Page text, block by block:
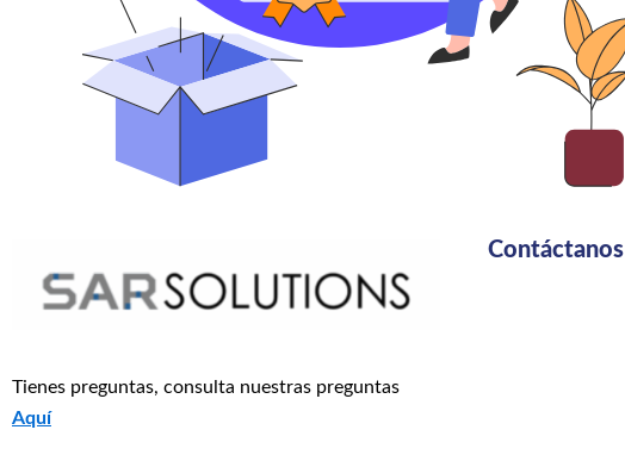
Tienes preguntas, consulta nuestras preguntas
Aquí
Contáctanos